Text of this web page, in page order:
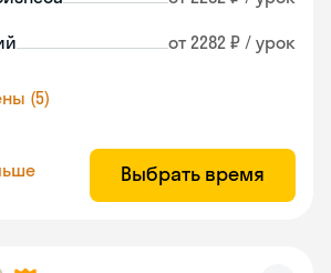
от 2282 ₽ / урок
(5)
Выбрать время